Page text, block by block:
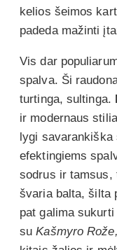
kelios šeimos
padeda mažinti
Vis dar
spalva. Ši
turtinga, sultinga.
ir modernaus
lygi
efektingiems
sodrus ir tamsus,
švaria balta, šilta
pat galima
suKašmyro